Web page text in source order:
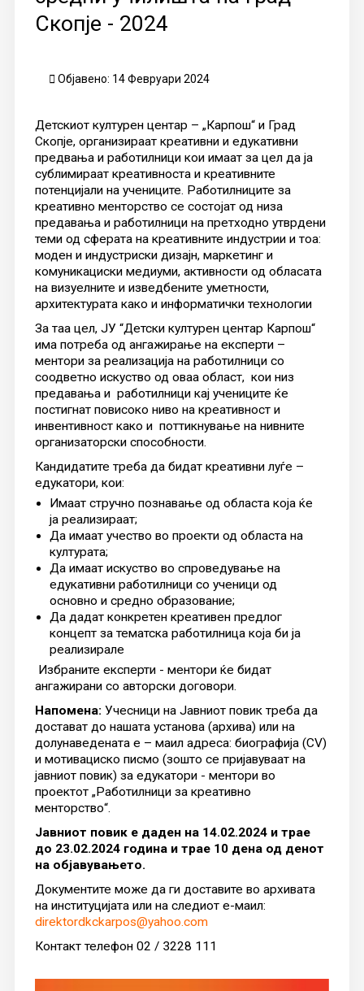
Скопје - 2024
Објавено: 14 Февруари 2024
Детскиот културен центар – „Карпош“ и Град
Скопје, организираат креативни и едукативни
предвања и работилници кои имаат за цел да ја
сублимираат креативноста и креативните
потенцијали на учениците. Работилниците за
креативно менторство се состојат од низа
предавања и работилници на претходно утврдени
теми од сферата на креативните индустрии и тоа:
моден и индустриски дизајн, маркетинг и
комуникациски медиуми, активности од обласата
на визуелните и изведбените уметности,
архитектурата како и информатички технологии
За таа цел, ЈУ “Детски културен центар Карпош“
има потреба од ангажирање на експерти –
ментори за реализација на работилници со
соодветно искуство од оваа област, кои низ
предавања и работилници кај учениците ќе
постигнат повисоко ниво на креативност и
инвентивност како и поттикнување на нивните
организаторски способности.
Кандидатите треба да бидат креативни луѓе –
едукатори, кои:
Имаат стручно познавање од областа која ќе
ја реализираат;
Да имаат учество во проекти од областа на
културата;
Да имаат искуство во спроведување на
едукативни работилници со ученици од
основно и средно образование;
Да дадат конкретен креативен предлог
концепт за тематскa работилница која би ја
реализирале
Избраните експерти - ментори ќе бидат
ангажирани со авторски договори.
Напомена: Учесници на Јавниот повик треба да
достават до нашата установа (архива) или на
долунаведената е – маил адреса: биографија (CV)
и мотивациско писмо (зошто се пријавуваат на
јавниот повик) за едукатори - ментори во
проектот „Работилници за креативно
менторство“.
Јавниот повик е даден на 14.02.2024 и трае
до 23.02.2024 година и трае 10 дена од денот
на објавувањето.
Документите може да ги доставите во архивата
на институцијата или на следиот е-маил:
direktordkckarpos@yahoo.com
Контакт телефон 02 / 3228 111